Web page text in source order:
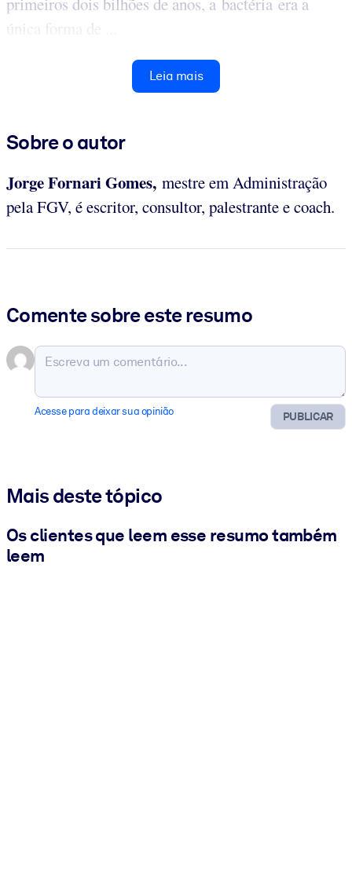
única forma de ...
Leia mais
Sobre o autor
Jorge Fornari Gomes, mestre em Administração
pela FGV, é escritor, consultor, palestrante e coach.
Comente sobre este resumo
PUBLICAR
Acesse para deixar sua opinião
Mais deste tópico
Os clientes que leem esse resumo também
leem